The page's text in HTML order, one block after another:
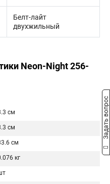
Белт-лайт
двухжильный
Neon-Night 256-
см
см
см
кг
Задать вопрос